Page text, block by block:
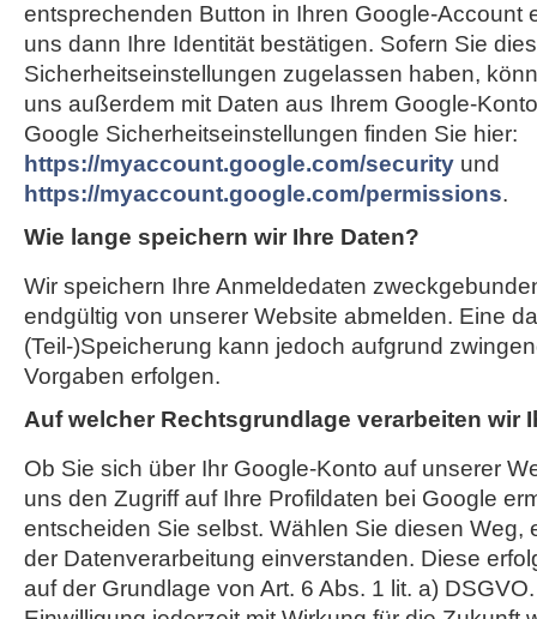
entsprechenden Button in Ihren Google-Account
uns dann Ihre Identität bestätigen. Sofern Sie
Sicherheitseinstellungen zugelassen haben,
uns außerdem mit Daten aus Ihrem Google-
Google Sicherheitseinstellungen finden Sie hier:
https://myaccount.google.com/security und
https://myaccount.google.com/permissions.
Wie lange speichern wir Ihre Daten?
Wir speichern Ihre Anmeldedaten
endgültig von unserer Website abmelden. Eine
(Teil-)Speicherung kann jedoch aufgrund
Vorgaben erfolgen.
Auf welcher Rechtsgrundlage verarbeiten wir
Ob Sie sich über Ihr Google-Konto auf unserer
uns den Zugriff auf Ihre Profildaten bei Google
entscheiden Sie selbst. Wählen Sie diesen Weg,
der Datenverarbeitung einverstanden. Diese
auf der Grundlage von Art. 6 Abs. 1 lit. a)